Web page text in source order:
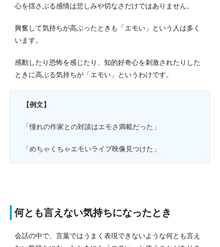
心を揺さぶる感情は悲しみや切なさだけではありません。
興奮して気持ちが高ぶったときも「エモい」という人は多く
います。
感動したり恐怖を感じたり、知的好奇心を刺激されたりした
ときに高ぶる気持ちが「エモい」というわけです。
【例文】
「憧れの作家との対談はエモさ満載だった」
「めちゃくちゃエモいライブ映像見つけた」
何とも言えない気持ちになったとき
会話の中で、言葉ではうまく表現できないような何とも言え